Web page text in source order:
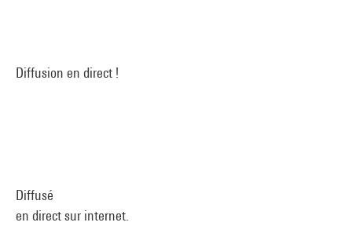
Diffusion en direct !
Diffusé
en direct sur internet.